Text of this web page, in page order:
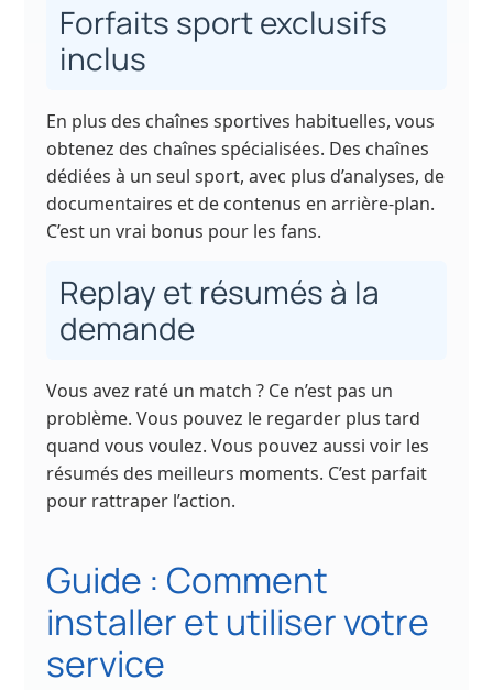
Forfaits sport exclusifs
inclus
En plus des chaînes sportives habituelles, vous
obtenez des chaînes spécialisées. Des chaînes
dédiées à un seul sport, avec plus d’analyses, de
documentaires et de contenus en arrière-plan.
C’est un vrai bonus pour les fans.
Replay et résumés à la
demande
Vous avez raté un match ? Ce n’est pas un
problème. Vous pouvez le regarder plus tard
quand vous voulez. Vous pouvez aussi voir les
résumés des meilleurs moments. C’est parfait
pour rattraper l’action.
Guide : Comment
installer et utiliser votre
service